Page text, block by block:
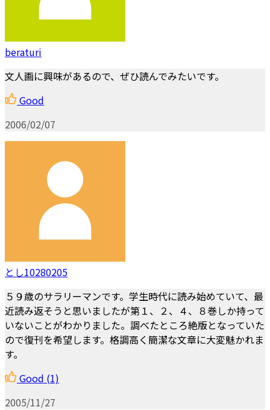
beraturi
文人画に興味があるので、ぜひ読んでみたいです。
Good
2006/02/07
とし10280205
５９歳のサラリーマンです。学生時代に読み始めていて、最
近読み返そうと思いましたが第１、２、４、８巻しか持って
いないことがわかりました。調べたところ絶版となっていた
ので復刊を希望します。格調高く簡潔な文章に大変魅かれま
す。
Good (1)
2005/11/27